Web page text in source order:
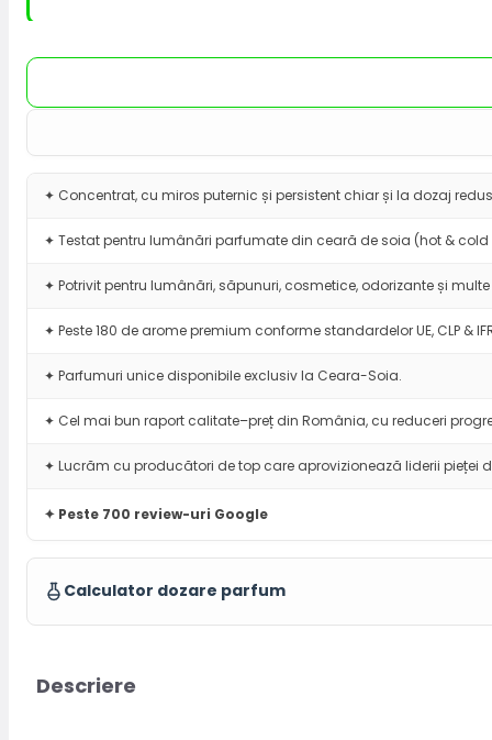
✦ Concentrat, cu miros puternic și persistent chiar și la dozaj
✦ Testat pentru lumânări parfumate din ceară de soia (hot & cold
✦ Potrivit pentru lumânări, săpunuri, cosmetice, odorizante și
✦ Peste 180 de arome premium conforme standardelor UE, CLP &
✦ Parfumuri unice disponibile exclusiv la Ceara-Soia.
✦ Cel mai bun raport calitate–preț din România, cu reduceri
✦ Lucrăm cu producători de top care aprovizionează liderii pieței
✦ Peste 700 review-uri Google
Calculator dozare parfum
Descriere